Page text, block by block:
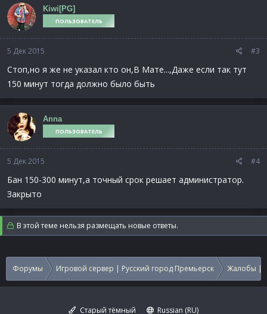
Kiwi[PG]
ПОЛЬЗОВАТЕЛЬ
5 Дек 2015 #3
Стоп,но я же не указал кто он,В Мате...,Даже если так тут
150 минут тогда должно было быть
Anna
ПОЛЬЗОВАТЕЛЬ
5 Дек 2015 #4
Бан 150-300 минут,а точный срок решает администратор.
Закрыто
В этой теме нельзя размещать новые ответы.
Форумы Игровой сервер | Русский город Премьерск Жалобы |
Старый тёмный Russian (RU)